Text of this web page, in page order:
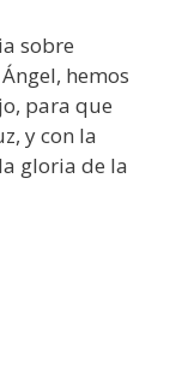
sobre
hemos
para que
y con la
gloria de la